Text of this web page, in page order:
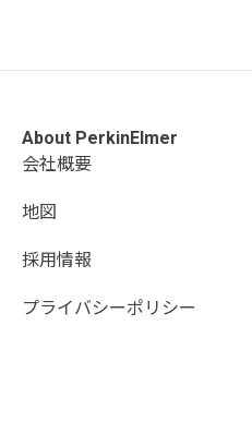
About PerkinElmer
会社概要
地図
採用情報
プライバシーポリシー